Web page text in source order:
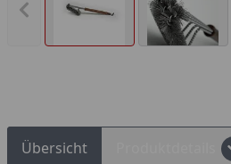
Vorheriges Bild anzeigen
Übersicht